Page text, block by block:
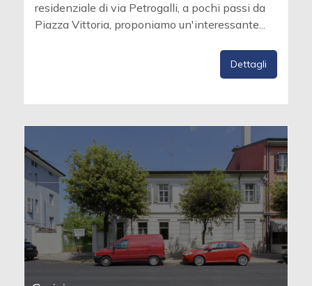
residenziale di via Petrogalli, a pochi passi da
Piazza Vittoria, proponiamo un'interessante...
Dettagli